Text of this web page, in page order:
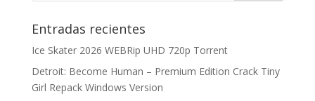
Entradas recientes
Ice Skater 2026 WEBRip UHD 720p Torrent
Detroit: Become Human – Premium Edition Crack Tiny
Girl Repack Windows Version